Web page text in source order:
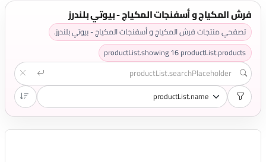
فرش المكياج و أسفنجات المكياج - بيوتي بلندرز
تصفحي منتجات فرش المكياج و أسفنجات المكياج - بيوتي بلندرز.
productList.showing16productList.products